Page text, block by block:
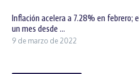
Inflación acelera a 7.28% en febrero;
un mes desde ...
9 de marzo de 2022